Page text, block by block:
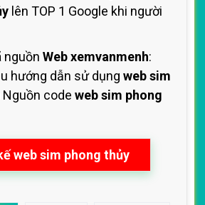
lên TOP 1 Google khi người
nguồn Web xemvanmenh:
hướng dẫn sử dụng web sim
Nguồn code web sim phong
web sim phong thủy